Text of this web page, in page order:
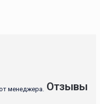
менеджера. Отзывы